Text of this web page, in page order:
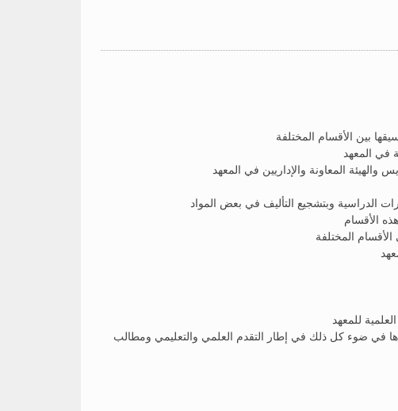
في ضوء كل ذلك في إطار التقدم العلمي والتعليمي ومطالب